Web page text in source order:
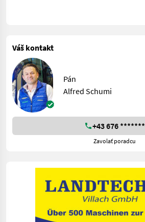
Váš kontakt
Pán
Alfred Schumi
+43 676 *******
Zavolať poradcu